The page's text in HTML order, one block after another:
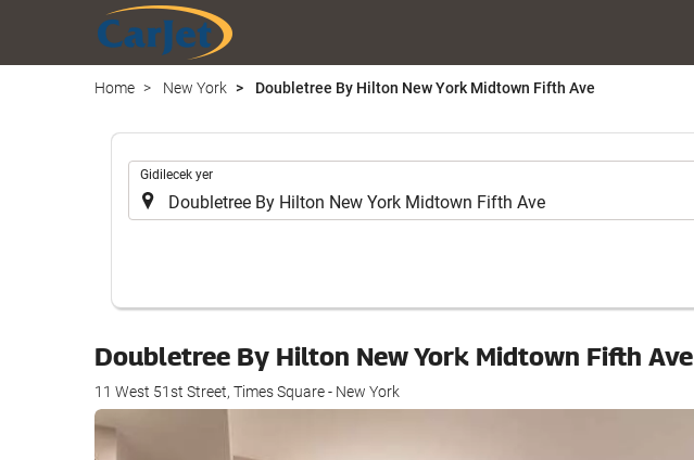
Home New York Doubletree By Hilton New York Midtown Fifth Ave
Gidilecek yer
Doubletree By Hilton New York Midtown Fifth Ave
11 West 51st Street, Times Square - New York